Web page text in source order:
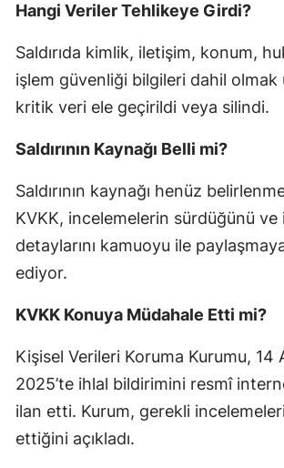
Hangi Veriler Tehlikeye Girdi?
Saldırıda kimlik, iletişim, konum,
işlem güvenliği bilgileri dahil
kritik veri ele geçirildi veya silindi.
Saldırının Kaynağı Belli mi?
Saldırının kaynağı henüz
KVKK, incelemelerin sürdüğünü ve
detaylarını kamuoyu ile
ediyor.
KVKK Konuya Müdahale Etti mi?
Kişisel Verileri Koruma Kurumu, 14
2025’te ihlal bildirimini resmî
ilan etti. Kurum, gerekli
ettiğini açıkladı.